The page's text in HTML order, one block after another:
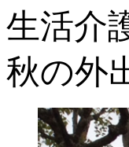
生活介
秋の外